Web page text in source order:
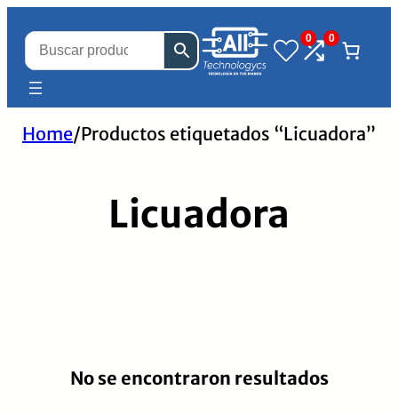
0 0
Home/Productos etiquetados “Licuadora”
Licuadora
No se encontraron resultados